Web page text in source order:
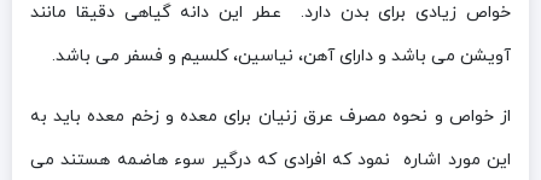
خواص زیادی برای بدن دارد. عطر این دانه گیاهی دقیقا مانند
آویشن می باشد و دارای آهن، نیاسین، کلسیم و فسفر می باشد.
از خواص و نحوه مصرف عرق زنیان برای معده و زخم معده باید به
این مورد اشاره نمود که افرادی که درگیر سوء هاضمه هستند می